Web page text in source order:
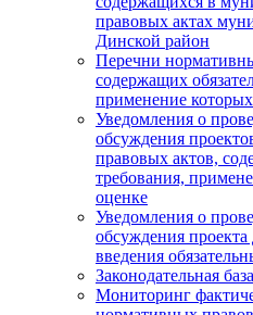
правовых актах
Динской район
Перечни
содержащих
применение
Уведомления о
обсуждения
правовых актов,
требования,
оценке
Уведомления о
обсуждения
введения
Законодательная база
Мониторинг